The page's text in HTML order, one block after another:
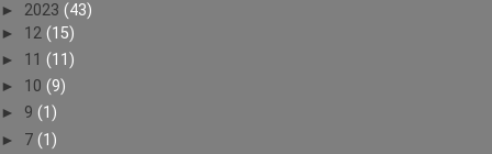
► 2023 (43)
► 12 (15)
► 11 (11)
► 10 (9)
► 9 (1)
► 7 (1)